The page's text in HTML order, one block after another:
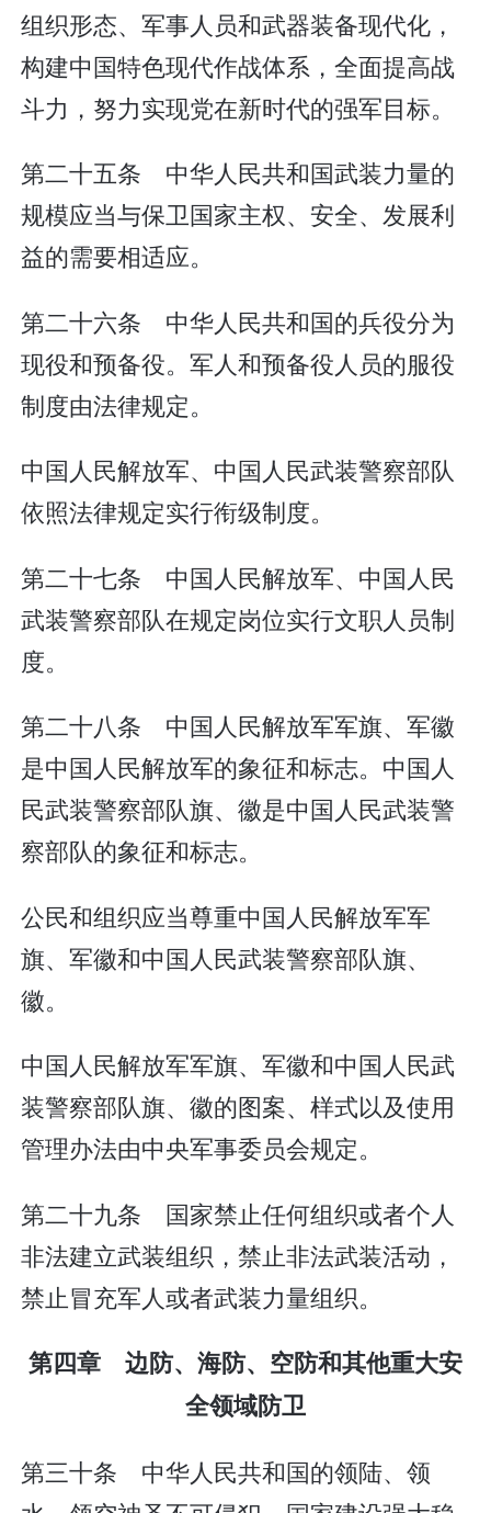
组织形态、军事人员和武器装备现代化，
构建中国特色现代作战体系，全面提高战
斗力，努力实现党在新时代的强军目标。
第二十五条 中华人民共和国武装力量的
规模应当与保卫国家主权、安全、发展利
益的需要相适应。
第二十六条 中华人民共和国的兵役分为
现役和预备役。军人和预备役人员的服役
制度由法律规定。
中国人民解放军、中国人民武装警察部队
依照法律规定实行衔级制度。
第二十七条 中国人民解放军、中国人民
武装警察部队在规定岗位实行文职人员制
度。
第二十八条 中国人民解放军军旗、军徽
是中国人民解放军的象征和标志。中国人
民武装警察部队旗、徽是中国人民武装警
察部队的象征和标志。
公民和组织应当尊重中国人民解放军军
旗、军徽和中国人民武装警察部队旗、
徽。
中国人民解放军军旗、军徽和中国人民武
装警察部队旗、徽的图案、样式以及使用
管理办法由中央军事委员会规定。
第二十九条 国家禁止任何组织或者个人
非法建立武装组织，禁止非法武装活动，
禁止冒充军人或者武装力量组织。
第四章 边防、海防、空防和其他重大安
全领域防卫
第三十条 中华人民共和国的领陆、领